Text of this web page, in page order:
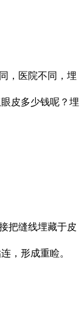
，医院不同，埋
皮多少钱呢？埋
把缝线埋藏于皮
，形成重睑。